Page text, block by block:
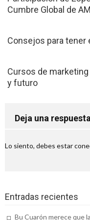
Ser un trader en 1000extra,
información vence las
Finmarkfx: ¿invertir con un
Tips para comprar
cómoda de hacer turismo
Centro infantil Tenerife: la
Cumbre Global de
Consejos para tener
Cursos de
y futuro
Deja una respuesta
Lo siento, debes estar
Entradas recientes
Bu Cuarón merece que